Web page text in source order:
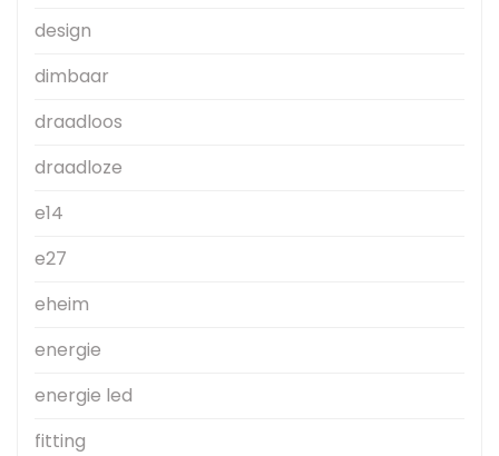
design
dimbaar
draadloos
draadloze
e14
e27
eheim
energie
energie led
fitting